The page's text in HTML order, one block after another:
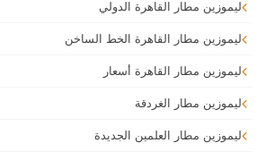
ليموزين مطار القاهرة الدولي
ليموزين مطار القاهرة الخط الساخن
ليموزين مطار القاهرة أسعار
ليموزين مطار الغردقة
ليموزين مطار العلمين الجديدة